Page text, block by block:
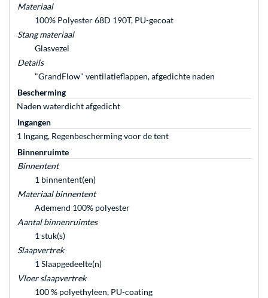
Materiaal
100% Polyester 68D 190T, PU-gecoat
Stang materiaal
Glasvezel
Details
"GrandFlow" ventilatieflappen, afgedichte naden
Bescherming
Naden waterdicht afgedicht
Ingangen
1 Ingang, Regenbescherming voor de tent
Binnenruimte
Binnentent
1 binnentent(en)
Materiaal binnentent
Ademend 100% polyester
Aantal binnenruimtes
1 stuk(s)
Slaapvertrek
1 Slaapgedeelte(n)
Vloer slaapvertrek
100 % polyethyleen, PU-coating